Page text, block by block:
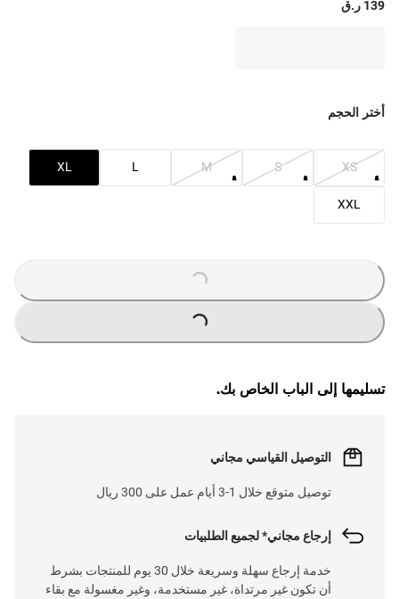
139 ر.ق
أختر الحجم
XS
S
M
L
XL
XXL
L
...
LO
A
D
IN
G
...
تسليمها إلى الباب الخاص بك.
التوصيل القياسي مجاني
توصيل متوقع خلال 1-3 أيام عمل على 300 ريال
إرجاع مجاني* لجميع الطلبيات
خدمة إرجاع سهلة وسريعة خلال 30 يوم للمنتجات بشرط
أن تكون غير مرتداة، غير مستخدمة، وغير مغسولة مع بقاء